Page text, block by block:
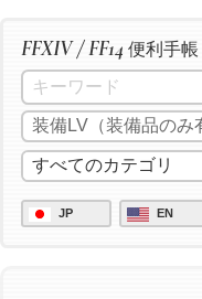
FFXIV / FF14 便利手帳
JP EN